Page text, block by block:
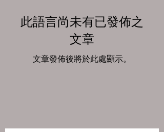
此語言尚未有已發佈之
文章
文章發佈後將於此處顯示。